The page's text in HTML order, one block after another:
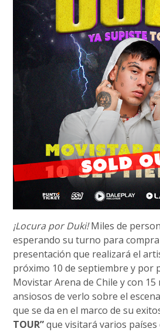
¡Locura por Duki!Miles de
esperando su turno para
presentación que realizará el
próximo 10 de septiembre y por
Movistar Arena de Chile y con
ansiosos de verlo sobre el
que se da en el marco de su
TOUR”que visitará varios países